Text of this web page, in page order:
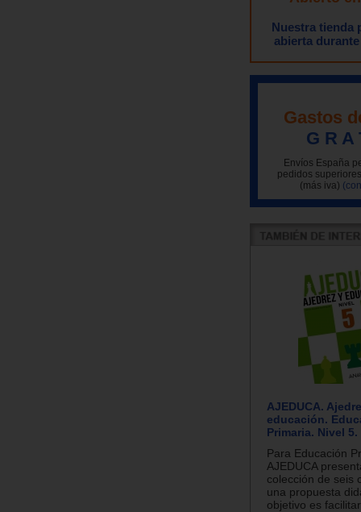
Nuestra tienda
abierta
Gastos
G R A
Envíos España
pedidos
(más iva)
AJEDUCA.
educación.
Primaria. Nivel 5.
Para Educación
AJEDUCA
colección de seis
una propuesta
objetivo es